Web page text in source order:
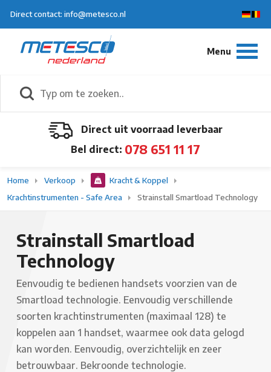
Direct contact: info@metesco.nl
Direct uit voorraad leverbaar
Bel direct: 078 651 11 17
Home Verkoop
Kracht & Koppel
Krachtinstrumenten - Safe Area
Strainstall Smartload Technology
Strainstall Smartload
Technology
Eenvoudig te bedienen handsets voorzien van de
Smartload technologie. Eenvoudig verschillende
soorten krachtinstrumenten (maximaal 128) te
koppelen aan 1 handset, waarmee ook data gelogd
kan worden. Eenvoudig, overzichtelijk en zeer
betrouwbaar. Bekroonde technologie.